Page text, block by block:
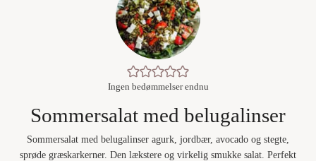
Ingen bedømmelser endnu
Sommersalat med belugalinser
Sommersalat med belugalinser agurk, jordbær, avocado og stegte,
sprøde græskarkerner. Den lækstere og virkelig smukke salat. Perfekt